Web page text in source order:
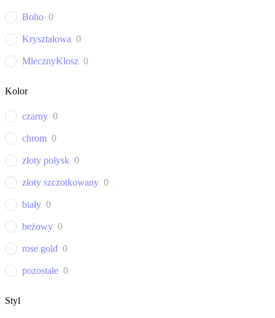
Boho 0
Kryształowa 0
MlecznyKlosz 0
Kolor
czarny 0
chrom 0
złoty połysk 0
złoty szczotkowany 0
biały 0
beżowy 0
rose gold 0
pozostałe 0
Styl